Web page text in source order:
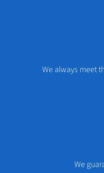
We always meet
We